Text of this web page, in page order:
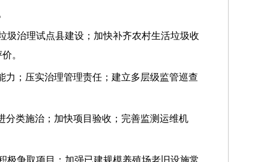
圾治理试点县建设；加快补齐农村生活垃圾收
。
力；压实治理管理责任；建立多层级监管巡查
分类施治；加快项目验收；完善监测运维机
极争取项目；加强已建规模养殖场老旧设施常